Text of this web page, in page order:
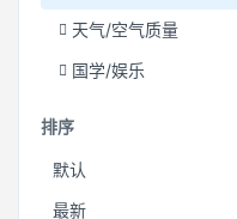
天气/空气质量
国学/娱乐
排序
默认
最新